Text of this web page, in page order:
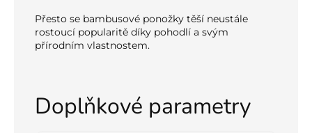
Přesto se bambusové ponožky těší neustále
rostoucí popularitě díky pohodlí a svým
přírodním vlastnostem.
Doplňkové parametry